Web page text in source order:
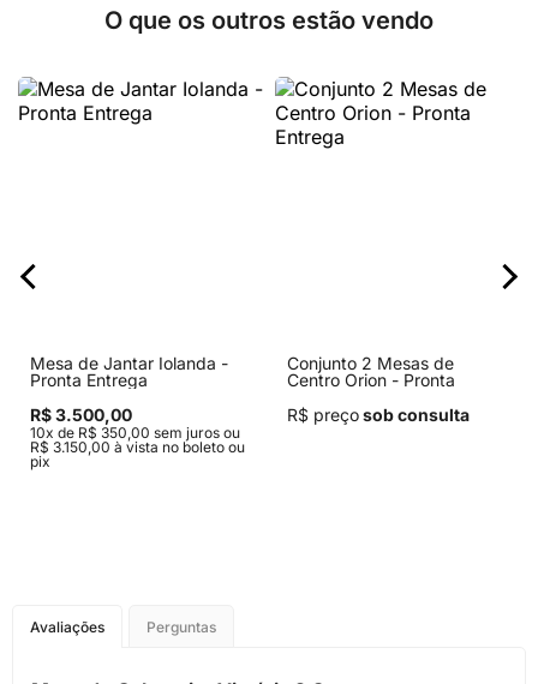
O que os outros estão vendo
Mesa de Jantar Iolanda -
Pronta Entrega
R$ 3.500,00
10x de R$ 350,00 sem juros ou
R$ 3.150,00 à vista no boleto ou
pix
Conjunto 2 Mesas de
Centro Orion - Pronta
R$ preçosob consulta
Avaliações Perguntas